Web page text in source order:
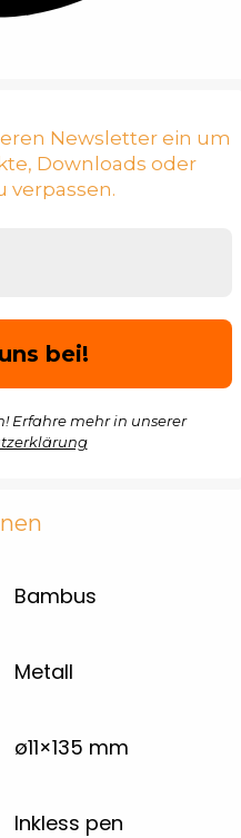
Newsletter ein um
Downloads oder
verpassen.
Erfahre mehr in unserer
Bambus
Metall
ø11×135 mm
Inkless pen